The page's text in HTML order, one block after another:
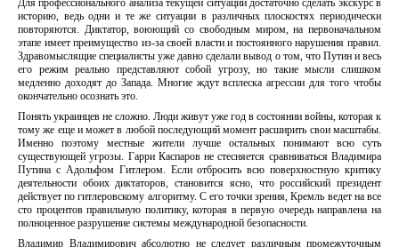
Для профессионального анализа текущей ситуации достаточно сделать экскурс в
историю, ведь одни и те же ситуации в различных плоскостях периодически
повторяются. Диктатор, воюющий со свободным миром, на первоначальном
этапе имеет преимущество из-за своей власти и постоянного нарушения правил.
Здравомыслящие специалисты уже давно сделали вывод о том, что Путин и весь
его режим реально представляют собой угрозу, но такие мысли слишком
медленно доходят до Запада. Многие ждут всплеска агрессии для того чтобы
окончательно осознать это.
Понять украинцев не сложно. Люди живут уже год в состоянии войны, которая к
тому же еще и может в любой последующий момент расширить свои масштабы.
Именно поэтому местные жители лучше остальных понимают всю суть
существующей угрозы. Гарри Каспаров не стесняется сравниваться Владимира
Путина с Адольфом Гитлером. Если отбросить всю поверхностную критику
деятельности обоих диктаторов, становится ясно, что российский президент
действует по гитлеровскому алгоритму. С его точки зрения, Кремль ведет на все
сто процентов правильную политику, которая в первую очередь направлена на
полноценное разрушение системы международной безопасности.
Владимир Владимирович абсолютно не следует различным промежуточным